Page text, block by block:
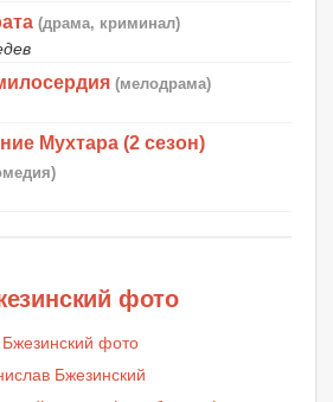
(драма, криминал)
(мелодрама)
Мухтара (2 сезон)
фото